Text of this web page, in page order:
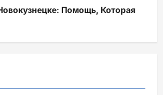
Помощь, Которая